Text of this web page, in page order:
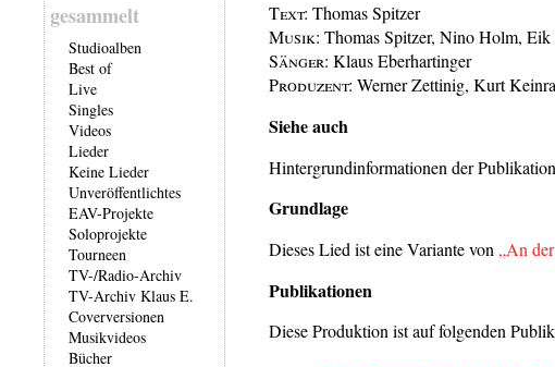
gesammelt
Studioalben
Best of
Live
Singles
Videos
Lieder
Keine Lieder
Unveröffentlichtes
EAV-Projekte
Soloprojekte
Tourneen
TV-/Radio-Archiv
TV-Archiv Klaus E.
Coverversionen
Musikvideos
Bücher
Text: Thomas Spitzer
Musik: Thomas Spitzer, Nino Holm,
Sänger: Klaus Eberhartinger
Produzent: Werner Zettinig, Kurt
Siehe auch
Hintergrundinformationen der
Grundlage
Dieses Lied ist eine Variante von „An
Publikationen
Diese Produktion ist auf folgenden